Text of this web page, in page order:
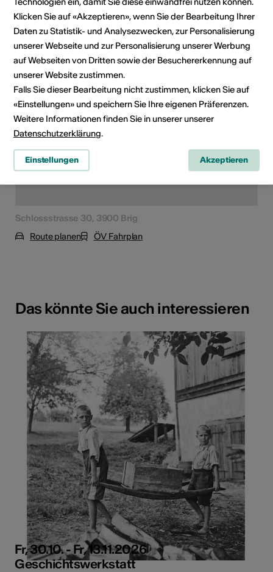
Interessierte
Kursort
Schlossstrasse 30, 3900 Brig
Route planen
ÖV Fahrplan
Das könnte Sie auch interessieren
Fr, 30.10. - Fr, 13.11.2026
Geschichtswerkstatt
Klicken Sie auf «Akzeptieren», wenn Sie der Bearbeitung Ihrer
Daten zu Statistik- und Analysezwecken, zur Personalisierung
unserer Webseite und zur Personalisierung unserer Werbung
auf Webseiten von Dritten sowie der Besuchererkennung auf
unserer Website zustimmen.
Falls Sie dieser Bearbeitung nicht zustimmen, klicken Sie auf
«Einstellungen» und speichern Sie Ihre eigenen Präferenzen.
Weitere Informationen finden Sie in unserer unserer
Datenschutzerklärung.
Einstellungen Akzeptieren